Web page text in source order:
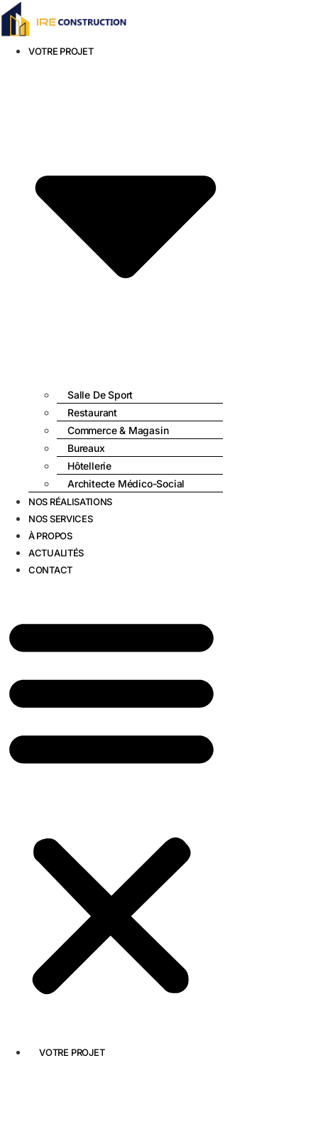
Aller
VOTRE PROJET
Salle De Sport
Restaurant
Commerce & Magasin
Bureaux
Hôtellerie
Architecte Médico-Social
NOS RÉALISATIONS
NOS SERVICES
À PROPOS
ACTUALITÉS
CONTACT
VOTRE PROJET